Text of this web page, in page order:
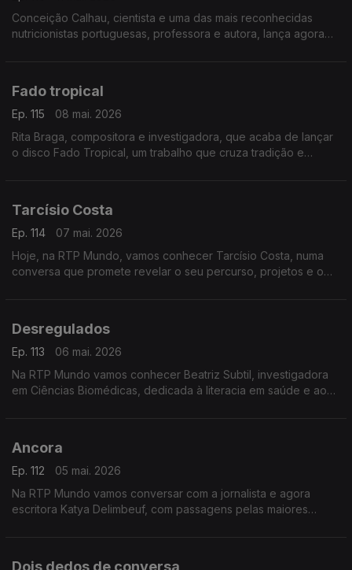
Conceição Calhau, cientista e uma das mais reconhecidas
nutricionistas portuguesas, professora e autora, lança agora
Fado tropical
Ep. 115
08 mai. 2026
Rita Braga, compositora e investigadora, que acaba de lançar
o disco Fado Tropical, um trabalho que cruza tradição e
Tarcísio Costa
Ep. 114
07 mai. 2026
Hoje, na RTP Mundo, vamos conhecer Tarcísio Costa, numa
conversa que promete revelar o seu percurso, projetos e o
Desregulados
Ep. 113
06 mai. 2026
Na RTP Mundo vamos conhecer Beatriz Subtil, investigadora
em Ciências Biomédicas, dedicada à literacia em saúde e ao
Ancora
Ep. 112
05 mai. 2026
Na RTP Mundo vamos conversar com a jornalista e agora
escritora Katya Delimbeuf, com passagens pelas maiores
Dois dedos de conversa